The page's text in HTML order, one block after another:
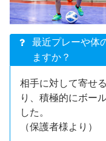
最近プレーや体
ますか？
相手に対して寄せ
り、積極的にボー
した。
（保護者様より）